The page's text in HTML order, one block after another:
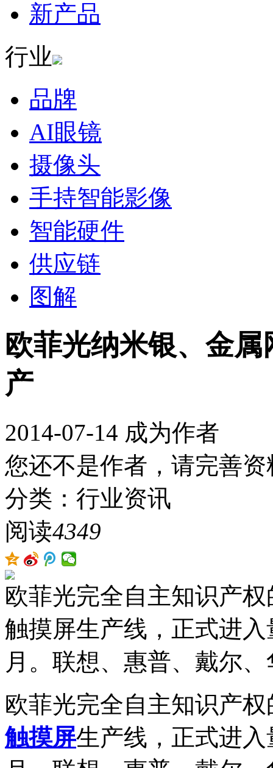
新产品
行业
品牌
AI眼镜
摄像头
手持智能影像
智能硬件
供应链
图解
欧菲光纳米银、金
产
2014-07-14 成为作者
您还不是作者，请完善资
分类：行业资讯
阅读4349
欧菲光完全自主知识产
触摸屏生产线，正式进
月。联想、惠普、戴尔
欧菲光完全自主知识产
触摸屏生产线，正式进